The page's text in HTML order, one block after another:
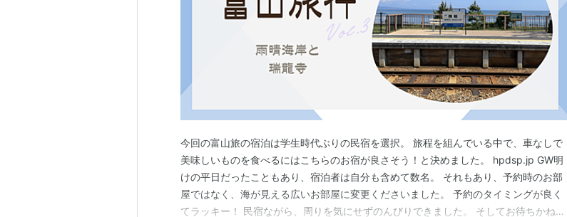
今回の富山旅の宿泊は学生時代ぶりの民宿を選択。 旅程を組んでいる中で、車なしで
美味しいものを食べるにはこちらのお宿が良さそう！と決めました。 hpdsp.jp GW明
けの平日だったこともあり、宿泊者は自分も含めて数名。 それもあり、予約時のお部
屋ではなく、海が見える広いお部屋に変更くださいました。 予約のタイミングが良く
てラッキー！ 民宿ながら、周りを気にせずのんびりできました。 そしてお待ちかねの